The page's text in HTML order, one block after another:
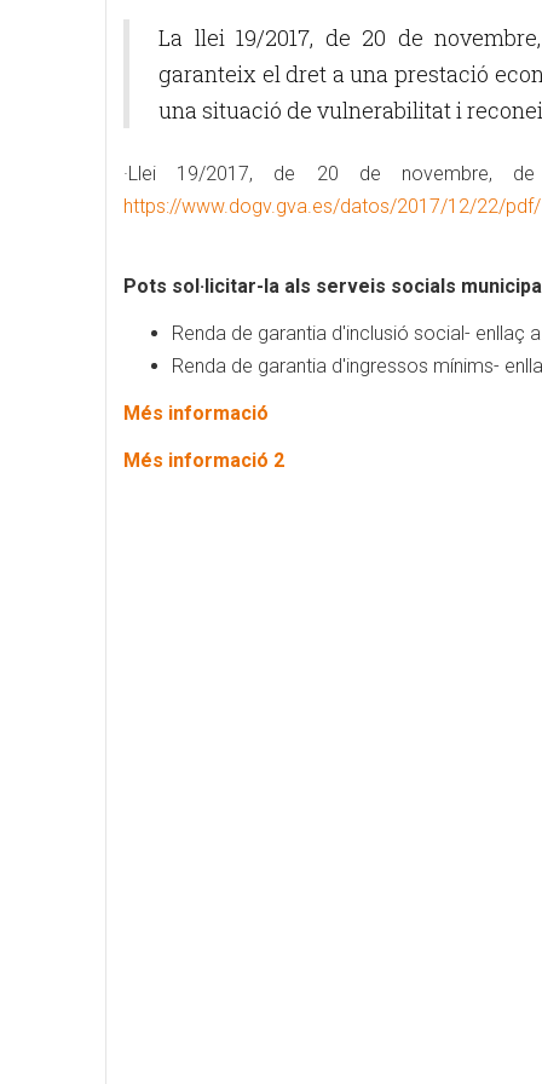
La llei 19/2017, de 20 de
garanteix el dret a una prestació
una situació de vulnerabilitat i
·Llei 19/2017, de 20 de novembre,
https://www.dogv.gva.es/datos/2017/12/22/
Pots sol·licitar-la als serveis socials
Renda de garantia d'inclusió social- enllaç
Renda de garantia d'ingressos mínims-
Més informació
Més informació 2